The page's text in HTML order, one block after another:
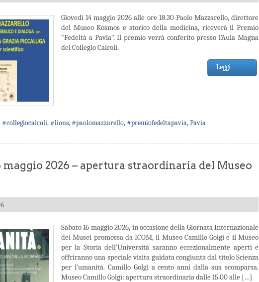
Giovedì 14 maggio 2026 alle ore 18.30 Paolo Mazzarello, direttore
del Museo Kosmos e storico della medicina, riceverà il Premio
“Fedeltà a Pavia“. Il premio verrà conferito presso l’Aula Magna
del Collegio Cairoli.
Leggi
#collegiocairoli,#lions,#paolomazzarello,#premiofedeltapavia,Pavia
maggio 2026 – apertura straordinaria del Museo
Sabato 16 maggio 2026, in occasione della Giornata Internazionale
dei Musei promossa da ICOM, il Museo Camillo Golgi e il Museo
per la Storia dell’Università saranno eccezionalmente aperti e
offriranno una speciale visita guidata congiunta dal titolo Scienza
per l’umanità. Camillo Golgi a cento anni dalla sua scomparsa.
Museo Camillo Golgi: apertura straordinaria dalle 15.00 alle […]